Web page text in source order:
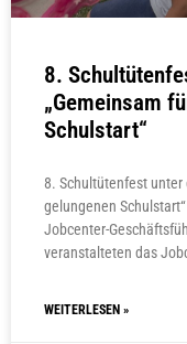
8.
„Gemeinsam
Schulstart“
8. Schultütenfest
gelungenen
Jobcenter-
veranstalteten das
WEITERLESEN »